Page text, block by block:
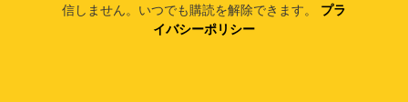
信しません。いつでも購読を解除できます。
プラ
イバシーポリシー